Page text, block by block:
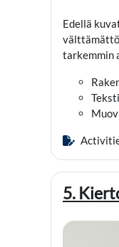
Edellä
tarkemmin
5.